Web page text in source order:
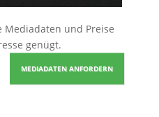
Mediadaten und Preise
genügt.
MEDIADATEN ANFORDERN